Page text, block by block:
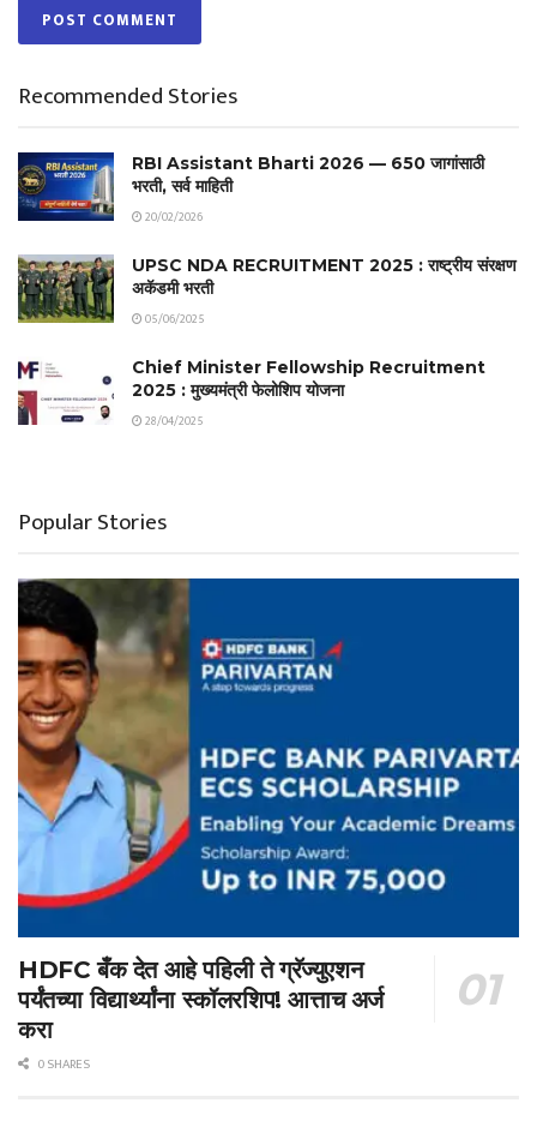
Recommended Stories
RBI Assistant Bharti 2026 — 650 जागांसाठी
भरती, सर्व माहिती
20/02/2026
UPSC NDA RECRUITMENT 2025 : राष्ट्रीय संरक्षण
अकॅडमी भरती
05/06/2025
Chief Minister Fellowship Recruitment
2025 : मुख्यमंत्री फेलोशिप योजना
28/04/2025
Popular Stories
HDFC बँक देत आहे पहिली ते ग्रॅज्युएशन
पर्यंतच्या विद्यार्थ्यांना स्कॉलरशिप! आत्ताच अर्ज
करा
0 SHARES